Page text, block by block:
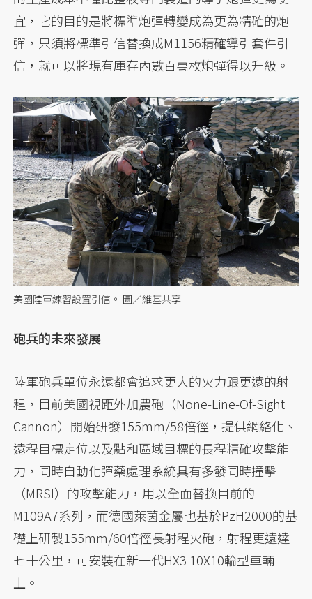
宜，它的目的是將標準炮彈轉變成為更為精確的炮
彈，只須將標準引信替換成M1156精確導引套件引
信，就可以將現有庫存內數百萬枚炮彈得以升級。
美國陸軍練習設置引信。 圖／維基共享
砲兵的未來發展
陸軍砲兵單位永遠都會追求更大的火力跟更遠的射
程，目前美國視距外加農砲（None-Line-Of-Sight
Cannon）開始研發155mm/58倍徑，提供網絡化、
遠程目標定位以及點和區域目標的長程精確攻擊能
力，同時自動化彈藥處理系統具有多發同時撞擊
（MRSI）的攻擊能力，用以全面替換目前的
M109A7系列，而德國萊茵金屬也基於PzH2000的基
礎上研製155mm/60倍徑長射程火砲，射程更遠達
七十公里，可安裝在新一代HX3 10X10輪型車輛
上。